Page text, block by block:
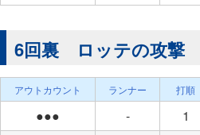
6回裏 ロッテの攻撃
アウトカウント ランナー 打順
●●● - 1